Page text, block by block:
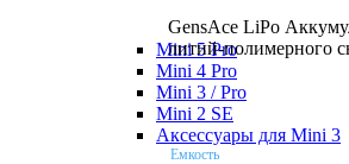
Mini 5 Pro
Mini 4 Pro
Mini 3 / Pro
Mini 2 SE
Аксессуары для Mini 3
GensAce LiPo
литий-полимерного
Емкость